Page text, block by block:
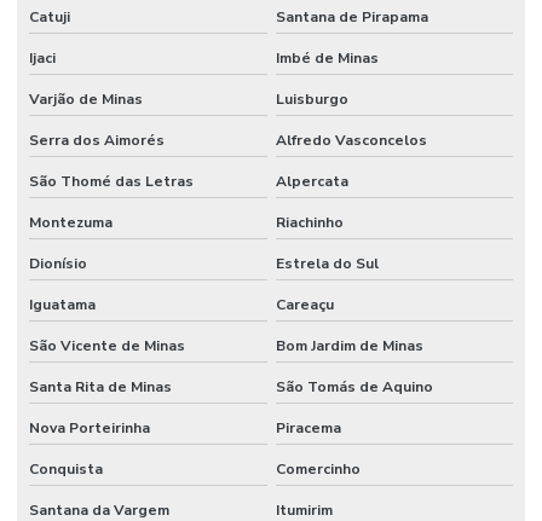
Catuji Santana de Pirapama
Ijaci Imbé de Minas
Varjão de Minas Luisburgo
Serra dos Aimorés Alfredo Vasconcelos
São Thomé das Letras Alpercata
Montezuma Riachinho
Dionísio Estrela do Sul
Iguatama Careaçu
São Vicente de Minas Bom Jardim de Minas
Santa Rita de Minas São Tomás de Aquino
Nova Porteirinha Piracema
Conquista Comercinho
Santana da Vargem Itumirim